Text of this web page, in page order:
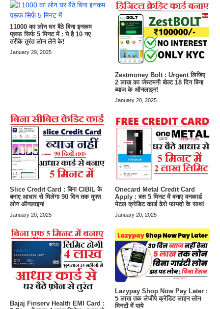
11000 का लोन घर बैठे बिना इनकम
प्रूफ सिर्फ 5 मिनट में : ये है 10 नए
तरीके तुरंत लोन लेने के!
January 29, 2025
Zestmoney Bolt : Urgent लिजिए
2 लाख का जेस्टमनी बोल्ट 18 दिन बिना
ब्याज के ऑनलाइन!
January 20, 2025
Slice Credit Card : बिना CIBIL के
बनाए आधार से मिलेगा 90 दिन तक मुफ्त
लोन ऑनलाइन!
January 20, 2025
Onecard Metal Credit Card
Apply : बस 5 मिनट में बनाए वनकार्ड
मेटल क्रेडिट कार्ड ढेरो फायदो के साथ!
January 20, 2025
Bajaj Finserv Health EMI Card :
Lazypay Shop Now Pay Later :
5 लाख तक लेजीपे क्रेडिट लाइन लोन
मिनटों में पाये